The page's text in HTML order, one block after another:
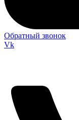
Обратный звонок
Vk